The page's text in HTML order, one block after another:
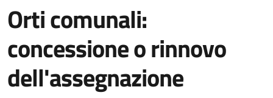
Orti comunali:
concessione o rinnovo
dell'assegnazione